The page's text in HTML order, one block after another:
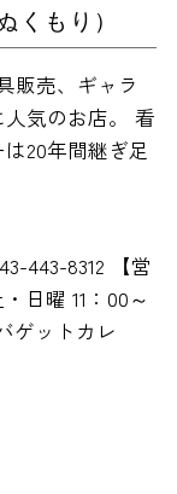
くもり）
販売、ギャラ
気のお店。 看
20年間継ぎ足
443-8312 【営
日曜 11：00～
ゲットカレ